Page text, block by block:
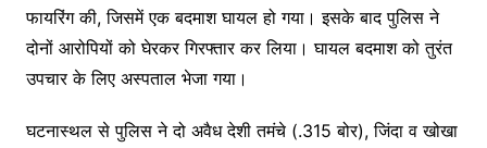
फायरिंग की, जिसमें एक बदमाश घायल हो गया। इसके बाद पुलिस ने
दोनों आरोपियों को घेरकर गिरफ्तार कर लिया। घायल बदमाश को तुरंत
उपचार के लिए अस्पताल भेजा गया।
घटनास्थल से पुलिस ने दो अवैध देशी तमंचे (.315 बोर), जिंदा व खोखा